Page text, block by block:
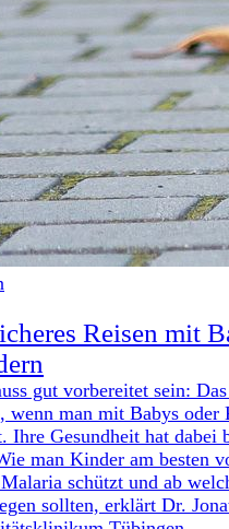
Reisen mit
gut vorbereitet sein:
wenn man mit Babys
Ihre Gesundheit hat dabei
man Kinder am besten
schützt und ab
sollten, erklärt Dr.